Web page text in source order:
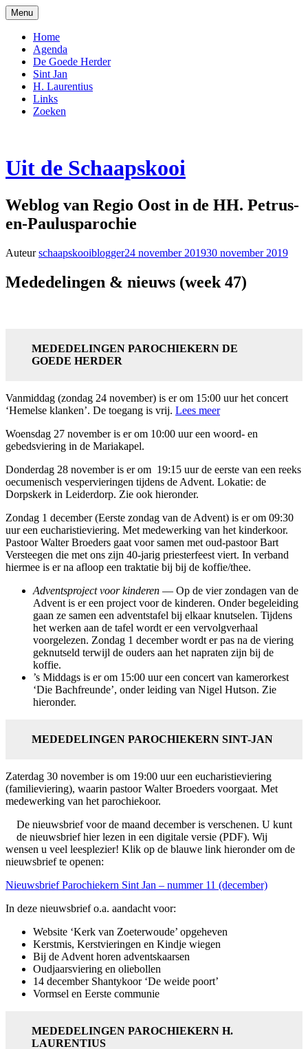
Naar
de
inhoud
springen
Menu
Home
Agenda
De Goede Herder
Sint Jan
H. Laurentius
Links
Zoeken
Uit de Schaapskooi
Weblog van Regio Oost in de HH. Petrus-
en-Paulusparochie
Auteurschaapskooiblogger24 november 201930 november 2019
Mededelingen & nieuws (week 47)
MEDEDELINGEN PAROCHIEKERN DE
GOEDE HERDER
Vanmiddag (zondag 24 november) is er om 15:00 uur het concert
‘Hemelse klanken’. De toegang is vrij. Lees meer
Woensdag 27 november is er om 10:00 uur een woord- en
gebedsviering in de Mariakapel.
Donderdag 28 november is er om 19:15 uur de eerste van een reeks
oecumenisch vespervieringen tijdens de Advent. Lokatie: de
Dorpskerk in Leiderdorp. Zie ook hieronder.
Zondag 1 december (Eerste zondag van de Advent) is er om 09:30
uur een eucharistieviering. Met medewerking van het kinderkoor.
Pastoor Walter Broeders gaat voor samen met oud-pastoor Bart
Versteegen die met ons zijn 40-jarig priesterfeest viert. In verband
hiermee is er na afloop een traktatie bij bij de koffie/thee.
Adventsproject voor kinderen — Op de vier zondagen van de
Advent is er een project voor de kinderen. Onder begeleiding
gaan ze samen een adventstafel bij elkaar knutselen. Tijdens
het werken aan de tafel wordt er een vervolgverhaal
voorgelezen. Zondag 1 december wordt er pas na de viering
geknutseld terwijl de ouders aan het napraten zijn bij de
koffie.
’s Middags is er om 15:00 uur een concert van kamerorkest
‘Die Bachfreunde’, onder leiding van Nigel Hutson. Zie
hieronder.
MEDEDELINGEN PAROCHIEKERN SINT-JAN
Zaterdag 30 november is om 19:00 uur een eucharistieviering
(familieviering), waarin pastoor Walter Broeders voorgaat. Met
medewerking van het parochiekoor.
De nieuwsbrief voor de maand december is verschenen. U kunt
de nieuwsbrief hier lezen in een digitale versie (PDF). Wij
wensen u veel leesplezier! Klik op de blauwe link hieronder om de
nieuwsbrief te openen:
Nieuwsbrief Parochiekern Sint Jan – nummer 11 (december)
In deze nieuwsbrief o.a. aandacht voor:
Website ‘Kerk van Zoeterwoude’ opgeheven
Kerstmis, Kerstvieringen en Kindje wiegen
Bij de Advent horen adventskaarsen
Oudjaarsviering en oliebollen
14 december Shantykoor ‘De weide poort’
Vormsel en Eerste communie
MEDEDELINGEN PAROCHIEKERN H.
LAURENTIUS